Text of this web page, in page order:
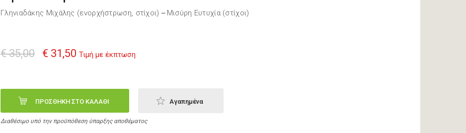
Γληνιαδάκης Μιχάλης (ενορχήστρωση, στίχοι) — Μισύρη Ευτυχία (στίχοι)
€ 35,00 € 31,50 Τιμή με έκπτωση
ΠΡΟΣΘΗΚΗ ΣΤΟ ΚΑΛΑΘΙ Αγαπημένα
Διαθέσιμο υπό την προϋπόθεση ύπαρξης αποθέματος